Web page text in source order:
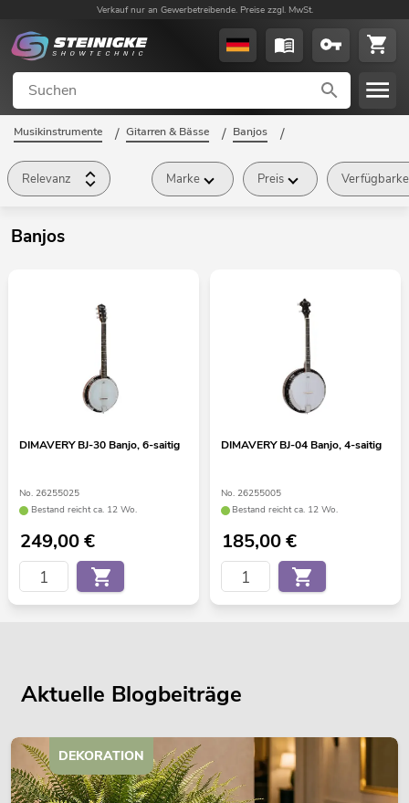
Verkauf nur an Gewerbetreibende. Preise zzgl. MwSt.
Musikinstrumente / Gitarren & Bässe / Banjos /
Relevanz Marke Preis
Banjos
DIMAVERY BJ-30 Banjo, 6-saitig
No. 26255025
Bestand reicht ca. 12 Wo.
249,00€
DIMAVERY BJ-04 Banjo, 4-saitig
No. 26255005
Bestand reicht ca. 12 Wo.
185,00€
Aktuelle Blogbeiträge
DEKORATION